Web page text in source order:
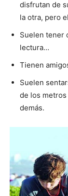
disfrutan de
la otra, pero
Suelen tener
lectura…
Tienen
Suelen
de los
demás.